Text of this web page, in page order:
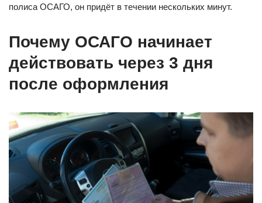
полиса ОСАГО, он придёт в течении нескольких минут.
Почему ОСАГО начинает
действовать через 3 дня
после оформления